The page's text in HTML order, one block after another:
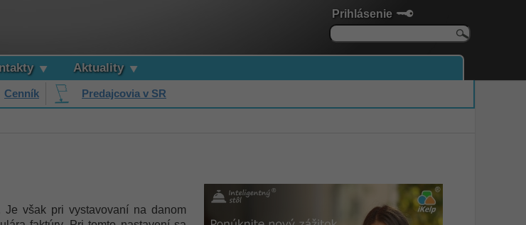
Prihlásenie
Aktuality
Cenník Predajcovia v SR
Je však pri vystavovaní na danom